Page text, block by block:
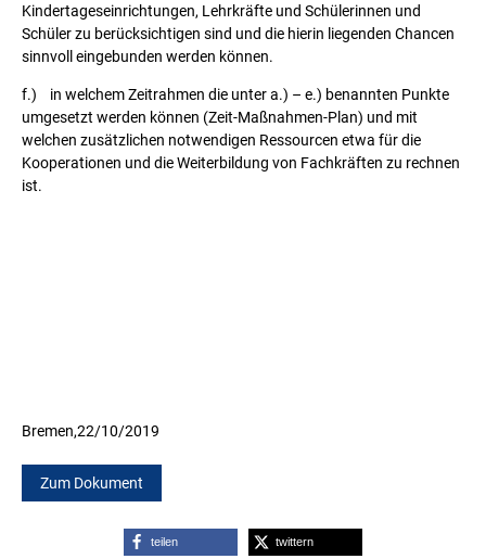
Kindertageseinrichtungen, Lehrkräfte und Schülerinnen und
Schüler zu berücksichtigen sind und die hierin liegenden Chancen
sinnvoll eingebunden werden können.
f.) in welchem Zeitrahmen die unter a.) – e.) benannten Punkte
umgesetzt werden können (Zeit-Maßnahmen-Plan) und mit
welchen zusätzlichen notwendigen Ressourcen etwa für die
Kooperationen und die Weiterbildung von Fachkräften zu rechnen
ist.
Bremen,22/10/2019
Zum Dokument
teilen twittern